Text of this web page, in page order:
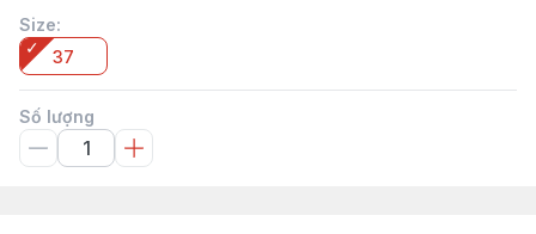
Size:
37
Số lượng